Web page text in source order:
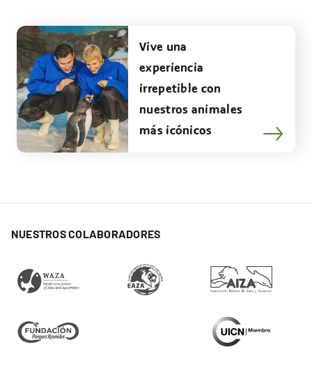
Vive una
experiencia
irrepetible con
nuestros animales
más icónicos
NUESTROS COLABORADORES